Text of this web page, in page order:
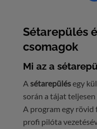
Sétarepülés
csomagok
Mi az a
A sétarepülésegy
során a tájat
A program egy rövid
profi pilóta